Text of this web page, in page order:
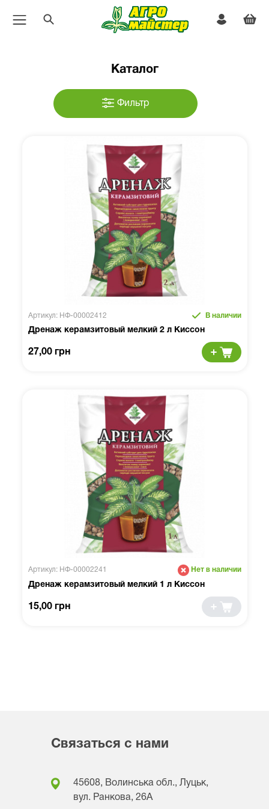
Каталог
Фильтр
Артикул: НФ-00002412 В наличии
Дренаж керамзитовый мелкий 2 л Киссон
27,00 грн
Артикул: НФ-00002241 Нет в наличии
Дренаж керамзитовый мелкий 1 л Киссон
15,00 грн
Связаться с нами
45608, Волинська обл., Луцьк,
вул. Ранкова, 26A